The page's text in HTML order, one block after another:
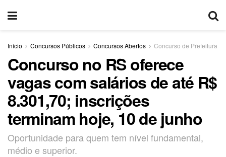
Início Concursos Públicos Concursos Abertos Concurso de Prefeitura
Concurso no RS oferece
vagas com salários de até R$
8.301,70; inscrições
terminam hoje, 10 de junho
Oportunidade para quem tem nível fundamental,
médio e superior.